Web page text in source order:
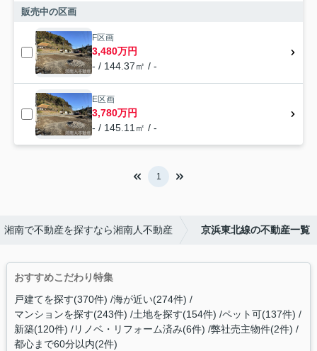
販売中の区画
F区画
3,480万円
- / 144.37㎡ / -
E区画
3,780万円
- / 145.11㎡ / -
1
湘南で不動産を探すなら湘南人不動産 京浜東北線の不動産一覧
おすすめこだわり特集
戸建てを探す(370件) 海が近い(274件)
マンションを探す(243件) 土地を探す(154件) ペット可(137件)
新築(120件) リノベ・リフォーム済み(6件) 弊社売主物件(2件)
都心まで60分以内(2件)